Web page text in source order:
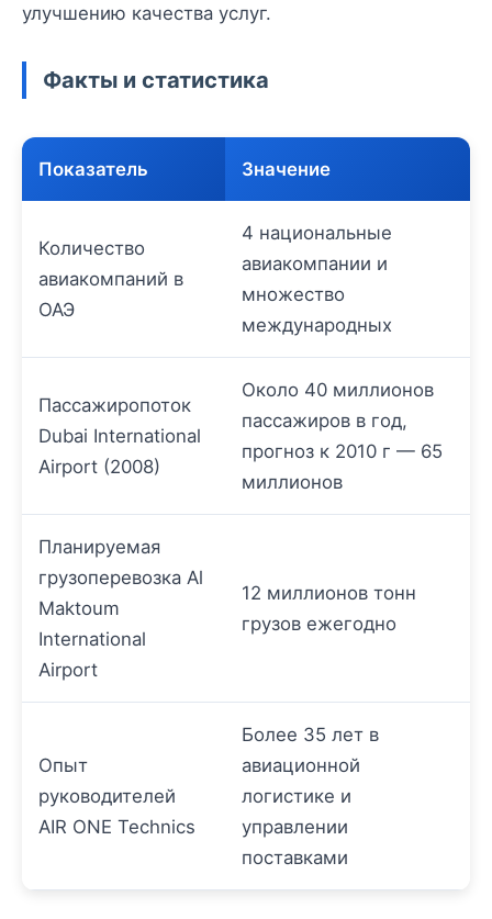
улучшению качества услуг.
Факты и статистика
Показатель Значение
Количество
авиакомпаний в
ОАЭ
4 национальные
авиакомпании и
множество
международных
Пассажиропоток
Dubai International
Airport (2008)
Около 40 миллионов
пассажиров в год,
прогноз к 2010 г — 65
миллионов
Планируемая
грузоперевозка Al
Maktoum
International
Airport
12 миллионов тонн
грузов ежегодно
Опыт
руководителей
AIR ONE Technics
Более 35 лет в
авиационной
логистике и
управлении
поставками